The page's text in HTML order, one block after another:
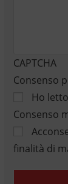
CAPTCHA
Consenso
Ho
Consenso
finalità di